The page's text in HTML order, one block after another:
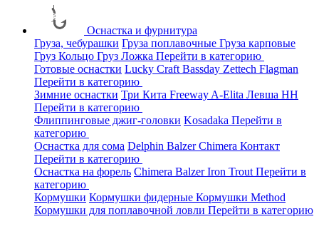
Оснастка и фурнитура
Груза, чебурашки Груза поплавочные Груза карповые
Груз Кольцо Груз Ложка Перейти в категорию
Готовые оснастки Lucky Craft Bassday Zettech Flagman
Перейти в категорию
Зимние оснастки Три Кита Freeway A-Elita Левша НН
Перейти в категорию
Флиппинговые джиг-головки Kosadaka Перейти в
категорию
Оснастка для сома Delphin BalzerChimera Контакт
Перейти в категорию
Оснастка на форель Chimera BalzerIron Trout Перейти в
категорию
Кормушки Кормушки фидерные Кормушки Method
Кормушки для поплавочной ловли Перейти в категорию